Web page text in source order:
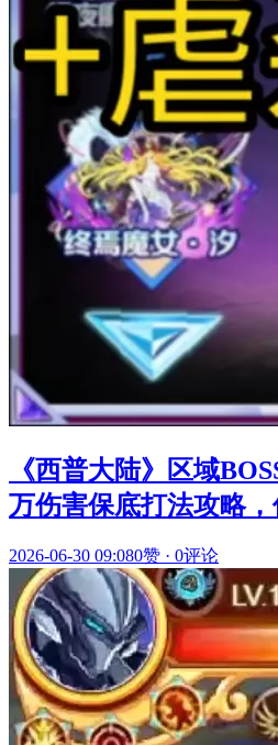
《西普大陆》区域
万伤害保底打法攻略
2026-06-30 09:080赞 · 0评论